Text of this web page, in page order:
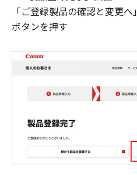
「ご登録製品の確認と変更へ」
ボタンを押す